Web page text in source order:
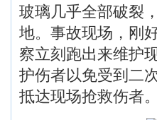
玻璃几乎全部破裂
地。事故现场，刚
察立刻跑出来维护
护伤者以免受到二
抵达现场抢救伤者